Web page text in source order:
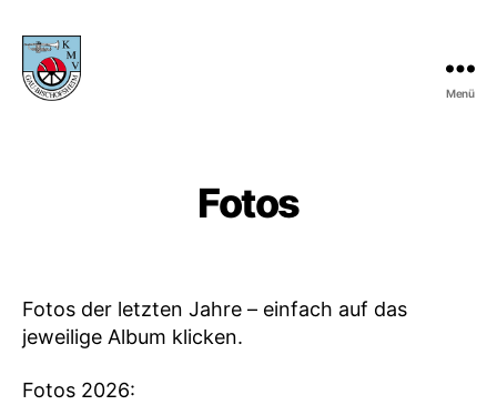
Menü
Fotos
Fotos der letzten Jahre – einfach auf das
jeweilige Album klicken.
Fotos 2026: